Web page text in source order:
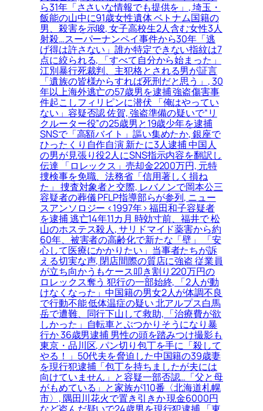
ら31年「ささいな情報でも提供を」, 埼玉・
飯能の山中に91歳女性遺体 ベトナム国籍の
男、殺害を示唆, 女子高校生2人含む女性3人
射殺…スーパーナンペイ事件から30年「逃
げ得は許さない」誰か特定できない指紋は7
点に絞られる, 「すべて自分から始まった」
江別暴行死裁判、主犯格とされる男が証言
「遺族の皆様からすれば死刑だと思う」, 30
年以上海外逃亡の57歳男を逮捕 強盗傷害事
件起こしフィリピンに潜伏 「俺はやってい
ない」容疑否認 佐賀, 強盗準備の疑いで“リ
クルーター役”の25歳男と19歳少年を逮捕
SNSで「高額バイト」謳い集めたか, 銀座で
ひったくり自作自演 新たに3人逮捕 中国人
の男が見張り役2人にSNS指示内容を翻訳し
伝達 「ロレックス」売却金2200万円, 元特
捜検事を免職、法務省「信用著しく損ね
た」 捜査対象者と交際, レバノンで岡本公三
容疑者の葬儀 PFLP指導部らが参列, ニュー
スアンソロジー <1997年> 福田和子容疑者
を逮捕 逃亡14年11カ月 時効寸前、福井で 松
山のホステス殺人, サリドマイド薬害から約
60年、被害者の高齢化で新たな「壁」 「安
心して医療にかかりたい」当事者たちが訴
える切実な声, 閉店間際の質店に強盗 従業員
が立ち向かうもケース叩き割り220万円の
ロレックス奪う 犯行の一部始終, 「2人が動
けなくなった」中国籍の男女2人が体調不良
で行動不能 低体温症の疑い 北アルプス白馬
岳で遭難、同行下山して救助, 「治療費が欲
しかった」自転車とぶつかりそうになり暴
行か 36歳男逮捕 男性の頭を踏みつけ撮影も
東京・品川区, パン切り包丁を手に「殺して
やる！」50代夫を脅迫した中国籍の39歳妻
を現行犯逮捕「包丁を持ちましたが夫には
向けていません」と容疑一部否認…「父と母
がもめている」と家族が110番〈北海道札幌
市〉, 隅田川花火で置き引きか 現金6000円